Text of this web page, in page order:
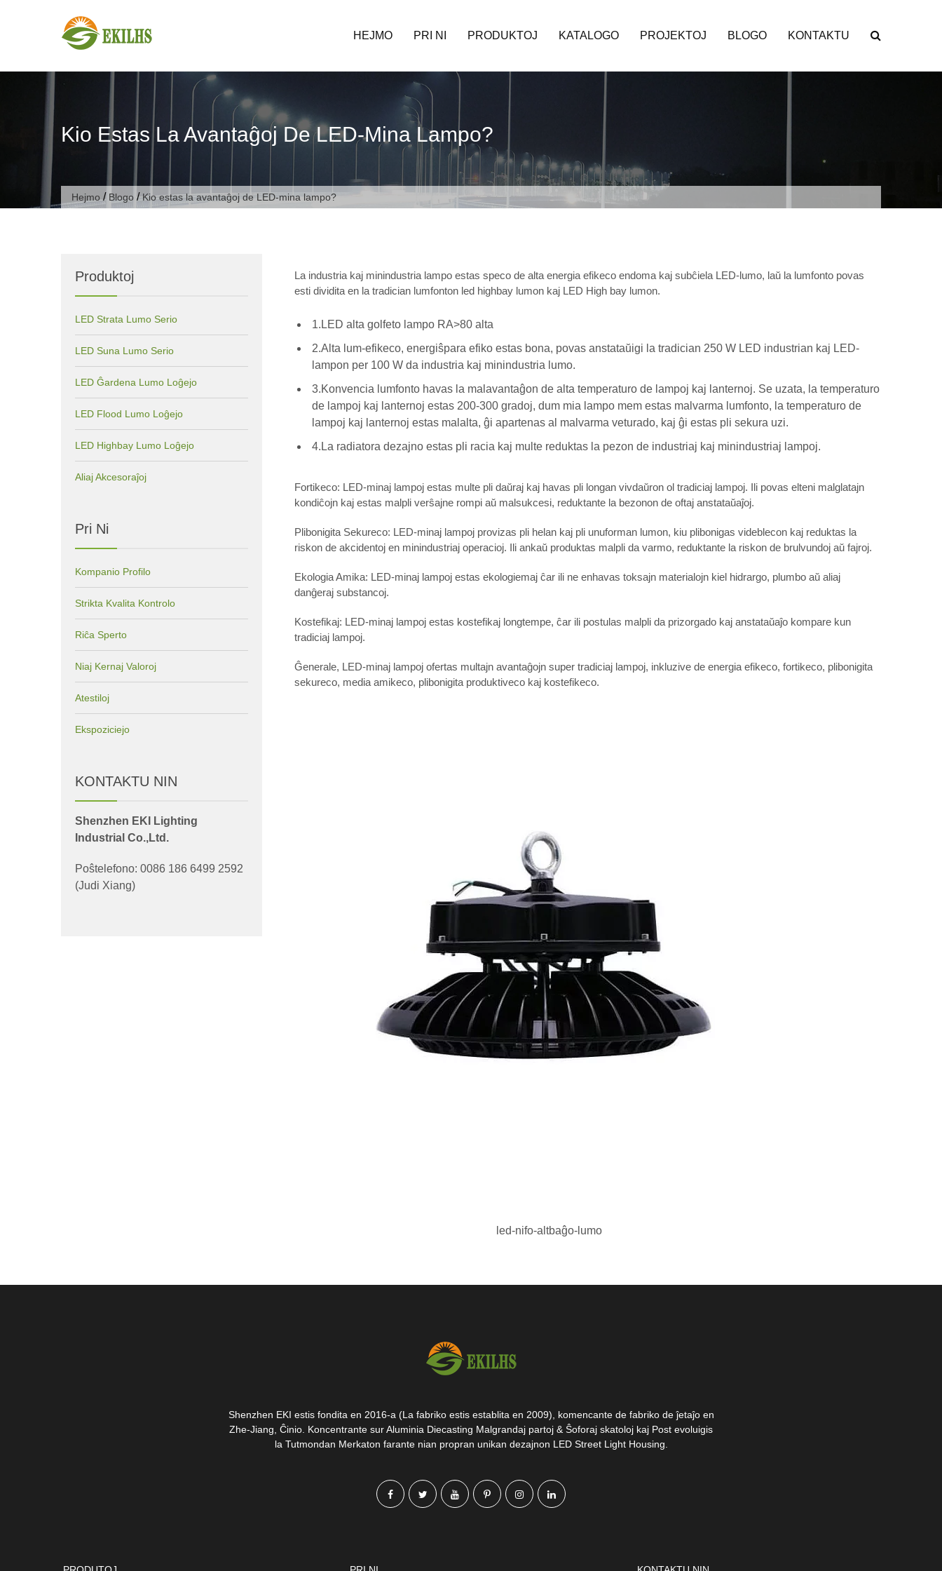
HEJMO PRI NI PRODUKTOJ KATALOGO PROJEKTOJ BLOGO KONTAKTU
Kio Estas La Avantaĝoj De LED-Mina Lampo?
Hejmo / Blogo /Kio estas la avantaĝoj de LED-mina lampo?
La industria kaj minindustria lampo estas speco de alta energia efikeco endoma kaj subĉiela LED-lumo, laŭ la lumfonto povas
esti dividita en la tradician lumfonton led highbay lumon kaj LED High bay lumon.
1.LED alta golfeto lampo RA>80 alta
2.Alta lum-efikeco, energiŝpara efiko estas bona, povas anstataŭigi la tradician 250 W LED industrian kaj LED-
lampon per 100 W da industria kaj minindustria lumo.
3.Konvencia lumfonto havas la malavantaĝon de alta temperaturo de lampoj kaj lanternoj. Se uzata, la temperaturo
de lampoj kaj lanternoj estas 200-300 gradoj, dum mia lampo mem estas malvarma lumfonto, la temperaturo de
lampoj kaj lanternoj estas malalta, ĝi apartenas al malvarma veturado, kaj ĝi estas pli sekura uzi.
4.La radiatora dezajno estas pli racia kaj multe reduktas la pezon de industriaj kaj minindustriaj lampoj.
Fortikeco: LED-minaj lampoj estas multe pli daŭraj kaj havas pli longan vivdaŭron ol tradiciaj lampoj. Ili povas elteni malglatajn
kondiĉojn kaj estas malpli verŝajne rompi aŭ malsukcesi, reduktante la bezonon de oftaj anstataŭaĵoj.
Plibonigita Sekureco: LED-minaj lampoj provizas pli helan kaj pli unuforman lumon, kiu plibonigas videblecon kaj reduktas la
riskon de akcidentoj en minindustriaj operacioj. Ili ankaŭ produktas malpli da varmo, reduktante la riskon de brulvundoj aŭ fajroj.
Ekologia Amika: LED-minaj lampoj estas ekologiemaj ĉar ili ne enhavas toksajn materialojn kiel hidrargo, plumbo aŭ aliaj
danĝeraj substancoj.
Kostefikaj: LED-minaj lampoj estas kostefikaj longtempe, ĉar ili postulas malpli da prizorgado kaj anstataŭaĵo kompare kun
tradiciaj lampoj.
Ĝenerale, LED-minaj lampoj ofertas multajn avantaĝojn super tradiciaj lampoj, inkluzive de energia efikeco, fortikeco, plibonigita
sekureco, media amikeco, plibonigita produktiveco kaj kostefikeco.
led-nifo-altbaĝo-lumo
Produktoj
LED Strata Lumo Serio
LED Suna Lumo Serio
LED Ĝardena Lumo Loĝejo
LED Flood Lumo Loĝejo
LED Highbay Lumo Loĝejo
Aliaj Akcesoraĵoj
Pri Ni
Kompanio Profilo
Strikta Kvalita Kontrolo
Riĉa Sperto
Niaj Kernaj Valoroj
Atestiloj
Ekspoziciejo
KONTAKTU NIN
Shenzhen EKI Lighting
Industrial Co.,Ltd.
Poŝtelefono: 0086 186 6499 2592
(Judi Xiang)
Shenzhen EKI estis fondita en 2016-a (La fabriko estis establita en 2009), komencante de fabriko de ĵetaĵo en
Zhe-Jiang, Ĉinio. Koncentrante sur Aluminia Diecasting Malgrandaj partoj & Ŝoforaj skatoloj kaj Post evoluigis
la Tutmondan Merkaton farante nian propran unikan dezajnon LED Street Light Housing.